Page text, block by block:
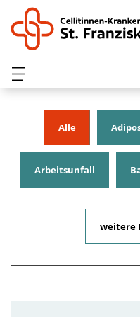
Alle
Arbeitsunfall
weitere